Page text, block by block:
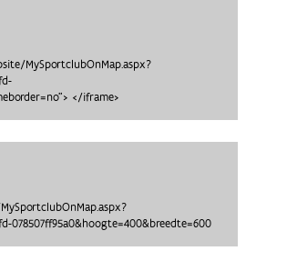
MySportclubOnMap.aspx?
</iframe>
078507ff95a0&hoogte=400&breedte=600